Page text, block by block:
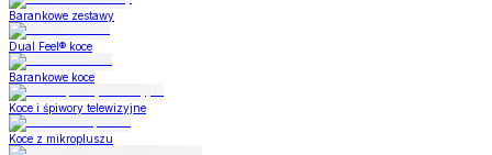
Barankowe zestawy
Dual Feel® koce
Barankowe koce
Koce i śpiwory telewizyjne
Koce z mikropluszu